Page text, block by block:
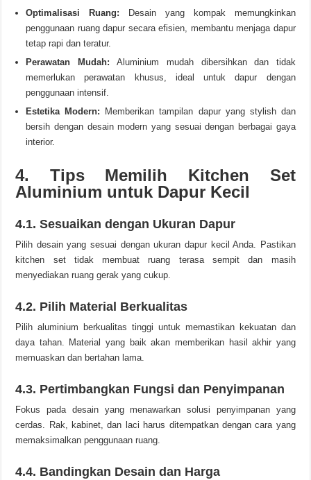
Optimalisasi Ruang: Desain yang kompak memungkinkan
penggunaan ruang dapur secara efisien, membantu menjaga dapur
tetap rapi dan teratur.
Perawatan Mudah: Aluminium mudah dibersihkan dan tidak
memerlukan perawatan khusus, ideal untuk dapur dengan
penggunaan intensif.
Estetika Modern: Memberikan tampilan dapur yang stylish dan
bersih dengan desain modern yang sesuai dengan berbagai gaya
interior.
4. Tips Memilih Kitchen Set
Aluminium untuk Dapur Kecil
4.1. Sesuaikan dengan Ukuran Dapur
Pilih desain yang sesuai dengan ukuran dapur kecil Anda. Pastikan
kitchen set tidak membuat ruang terasa sempit dan masih
menyediakan ruang gerak yang cukup.
4.2. Pilih Material Berkualitas
Pilih aluminium berkualitas tinggi untuk memastikan kekuatan dan
daya tahan. Material yang baik akan memberikan hasil akhir yang
memuaskan dan bertahan lama.
4.3. Pertimbangkan Fungsi dan Penyimpanan
Fokus pada desain yang menawarkan solusi penyimpanan yang
cerdas. Rak, kabinet, dan laci harus ditempatkan dengan cara yang
memaksimalkan penggunaan ruang.
4.4. Bandingkan Desain dan Harga